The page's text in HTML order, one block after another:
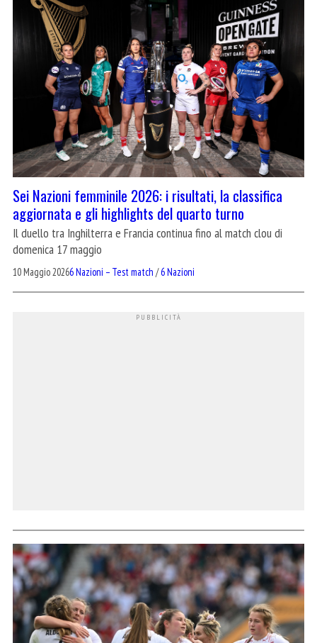
Sei Nazioni femminile 2026: i risultati, la classifica
aggiornata e gli highlights del quarto turno
Il duello tra Inghilterra e Francia continua fino al match clou di
domenica 17 maggio
10 Maggio 20266 Nazioni – Test match /6 Nazioni